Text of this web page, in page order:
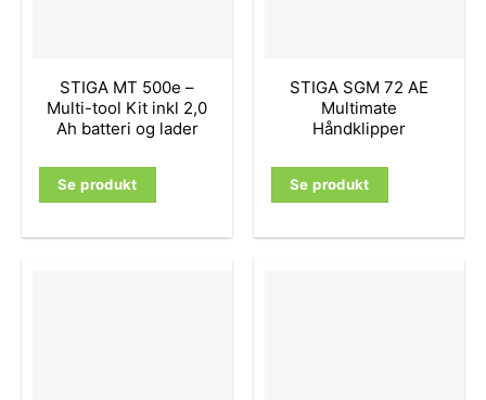
STIGA MT 500e –
Multi-tool Kit inkl 2,0
Ah batteri og lader
Se produkt
STIGA SGM 72 AE
Multimate
Håndklipper
Se produkt